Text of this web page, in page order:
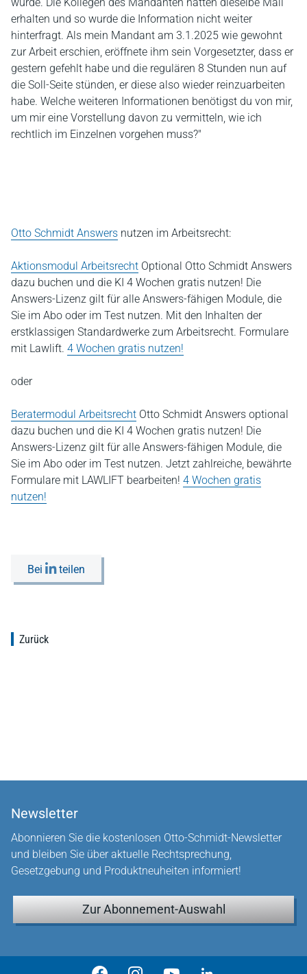
erhalten und so wurde die Information nicht weiter
hinterfragt. Als mein Mandant am 3.1.2025 wie gewohnt
zur Arbeit erschien, eröffnete ihm sein Vorgesetzter, dass er
gestern gefehlt habe und die regulären 8 Stunden nun auf
die Soll-Seite stünden, er diese also wieder reinzuarbeiten
habe. Welche weiteren Informationen benötigst du von mir,
um mir eine Vorstellung davon zu vermitteln, wie ich
rechtlich im Einzelnen vorgehen muss?"
Otto Schmidt Answers nutzen im Arbeitsrecht:
Aktionsmodul Arbeitsrecht Optional Otto Schmidt Answers
dazu buchen und die KI 4 Wochen gratis nutzen! Die
Answers-Lizenz gilt für alle Answers-fähigen Module, die
Sie im Abo oder im Test nutzen. Mit den Inhalten der
erstklassigen Standardwerke zum Arbeitsrecht. Formulare
mit Lawlift. 4 Wochen gratis nutzen!
oder
Beratermodul Arbeitsrecht Otto Schmidt Answers optional
dazu buchen und die KI 4 Wochen gratis nutzen! Die
Answers-Lizenz gilt für alle Answers-fähigen Module, die
Sie im Abo oder im Test nutzen. Jetzt zahlreiche, bewährte
Formulare mit LAWLIFT bearbeiten! 4 Wochen gratis
nutzen!
Bei teilen
Zurück
Newsletter
Abonnieren Sie die kostenlosen Otto-Schmidt-Newsletter
und bleiben Sie über aktuelle Rechtsprechung,
Gesetzgebung und Produktneuheiten informiert!
Zur Abonnement-Auswahl